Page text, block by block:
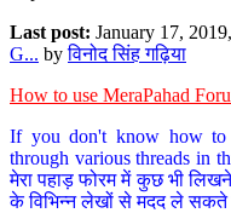
Last post: January 17,
G... byविनोद सिंह गढ़िया
How to use MeraPahad
If you don't know how to
through various threads in
मेरा पहाड़ फोरम में कुछ भी
के विभिन्न लेखों से मदद ले